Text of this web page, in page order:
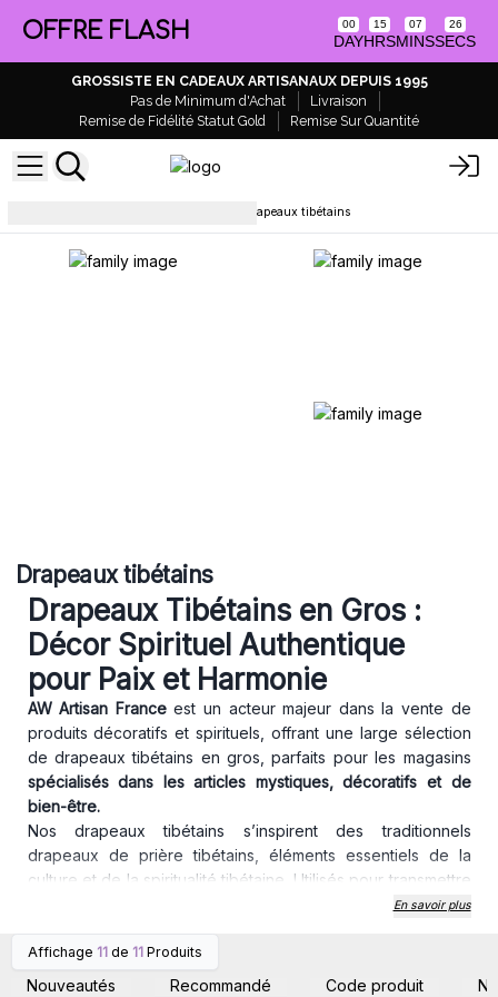
OFFRE FLASH 00
DAY
15
HRS
07
MINS
26
SECS
GROSSISTE EN CADEAUX ARTISANAUX DEPUIS 1995
Pas de Minimum d'Achat
Livraison
Remise de Fidélité Statut Gold
Remise Sur Quantité
Drapeaux tibétains
Drapeaux tibétains
Drapeaux Tibétains en Gros :
Décor Spirituel Authentique
pour Paix et Harmonie
AW Artisan Franceest un acteur majeur dans la vente de
produits décoratifs et spirituels, offrant une large sélection
de drapeaux tibétains en gros, parfaits pour les magasins
spécialisés dans les articles mystiques, décoratifs et de
bien-être.
Nos drapeaux tibétains s’inspirent des traditionnels
drapeaux de prière tibétains, éléments essentiels de la
culture et de la spiritualité tibétaine. Utilisés pour transmettre
des valeurs de paix, de compassion, de force et de
sagesse, ils sont idéaux pour instaurer une ambiance
harmonieuse et énergisante.
ChezAW Artisan France,nous proposons une vaste gamme
En savoir plus
Affichage 11 de 11 Produits
Nouveautés Recommandé Code produit
Connectez-vous ou
inscrivez-vous pour
accéder aux prix de gros
inscrivez-vous pour
accéder aux prix de gros